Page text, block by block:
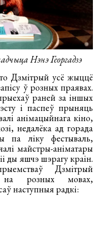
Нэнэ Георгадзэ
Дзмітрый усё жыццё
ў розных праявах.
раней за іншых
і паспеў прыняць
анімацыйнага кіно,
недалёка ад горада
па ліку фестываль,
майстры-аніматары
ды яшчэ шэрагу краін.
Дзмітрый
розных мовах,
наступныя радкі: